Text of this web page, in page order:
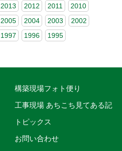
2013 2012 2011
2010
2005 2004 2003
2002
1997 1996 1995
構築現場フォト便り
工事現場 あちこち見てある記
トピックス
お問い合わせ